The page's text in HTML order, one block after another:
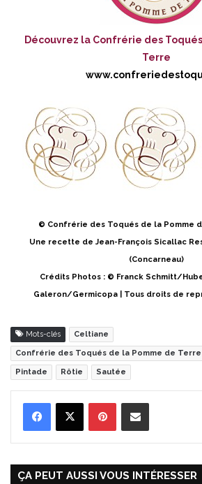
Découvrez la Confrérie des
Terre
© Confrérie des Toqués de la Pomme
Une recette de Jean-François Sicallac
(Concarneau)
Crédits Photos : © Franck Schmitt/
Galeron/Germicopa | Tous droits de
Mots-clés Celtiane
Confrérie des Toqués de la Pomme de Terre
Pintade Rôtie Sautée
ÇA PEUT AUSSI VOUS INTÉRESSER